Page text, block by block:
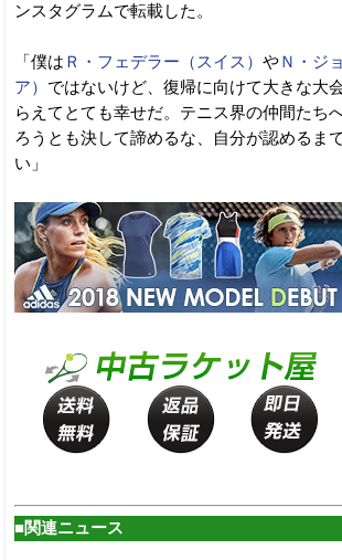
ンスタグラムで転載した。
「僕は Ｒ・フェデラー（スイス） やＮ・ジ
ア） ではないけど、復帰に向けて大きな大
らえてとても幸せだ。テニス界の仲間たち
ろうとも決して諦めるな、自分が認めるま
い」
■関連ニュース